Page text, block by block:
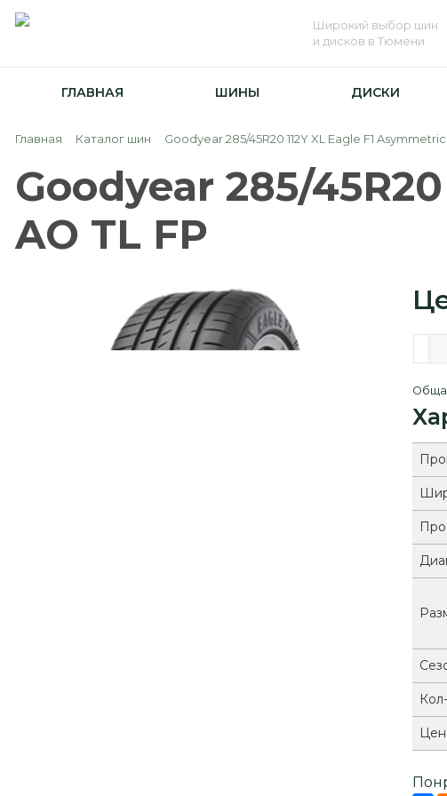
Широкий выбор шин
и дисков в Тюмени
ГЛАВНАЯ ШИНЫ ДИСКИ
Главная Каталог шин Goodyear 285/45R20 112Y XL Eagle F1 Asymmetric
Goodyear 285/
AO TL FP